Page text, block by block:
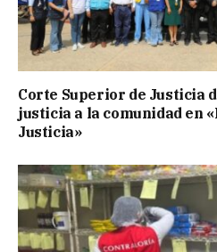
Corte Superior de Justicia
justicia a la comunidad en
Justicia»